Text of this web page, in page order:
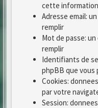
cette information
Adresse email:
remplir
Mot de passe:
remplir
Identifiants de
phpBB que vous
Cookies:
par votre
Session: